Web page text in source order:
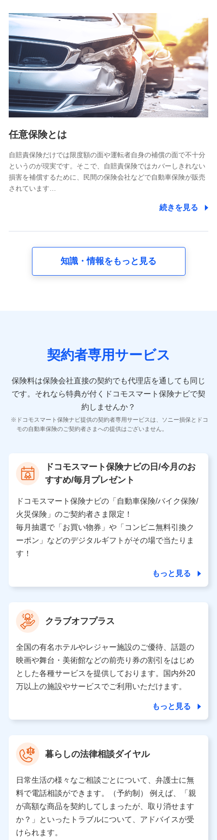
【共同して利用される利用データの項目】
当社又は株式会社NTTドコモがサービス提供等を通じて取得
した、以下の情報などの個人データ
基本情報
氏名、電話番号、メールアドレス、お客さまの識別子、
属性、連絡先、dポイントサービスのご利用に関する情
報。例として、dポイントカード番号、性別、年齢、家族
構成、住所、dポイント残高、dポイント利用履歴などが
含まれます。
当社又は株式会社NTTドコモが提供する各種サービスな
又は株式会社NTTドコモが提供する各種サービスのご契
約状態・ご利用履歴インターネット利用時の行動に関す
る情報、アプリケーション利用時の行動に関する情報、
購入されたサービスや商品の名称・購入場所・決済に関
する情報、アンケートの回答に関する情報などが含まれ
の内容、保険料、保険料のお支払方法、車のメーカーや
走行距離などの情報、建物の構造や築年数などの情報、
険契約に関する情報。例として、保険契約者及び被保険
者の氏名、住所、生年月日、性別、保険契約者と被保険
報、建物の構造や築年数などの情報、ペットの種類や年
齢などの情報などが含まれます。
【共同して利用する者の範囲】
当社
当社又は株式会社NTTドコモが提供する保険関連サービ
スにおけるユーザ登録受付および管理のため
を受けている保険会社・提携会社の保険その他に関する
情報を提供するため、また維持管理等の委託業務遂行の
ため、またそれらに付帯、関連する当社、株式会社NTT
ドコモおよび提携会社のサービスを案内、提供するため
（各サービスで取得したサービス利用履歴、ウェブサイ
トの閲覧履歴、購買履歴、ご契約内容等のパーソナルデ
ータを分析して、お客さまの趣味・嗜好・傾向に応じた
上記に係る案内・手続き・管理等付帯業務を行うため
【当該個人データの管理について責任を有する者の名称・住
所・代表者名】
当該個人データを取り扱う各共同利用者（詳細は次のとお
り）
東京都千代田区永田町2丁目11番1号 山王パークタワー
株式会社NTTドコモ 代表取締役社長 前田 義晃
東京都中央区日本橋人形町2-14-10 アーバンネット日本橋
ビル 3F
※ 当社および株式会社NTTドコモは、お客さまの情報を利
データ憲章」に定める行動原則を順守します 。
※ パーソナルデータダッシュボードの「第三者提供の管
理」の設定状態にかかわらず、共同利用する場合がありま
※ dポイントクラブ会員ではないお客さま（2019年12月11
日以降、一度もdポイントクラブ会員であったことがないお
任意保険とは
自賠責保険だけでは限度額の面や運転者自身の補償の面で不十分
というのが現実です。そこで、自賠責保険ではカバーしきれない
損害を補償するために、民間の保険会社などで自動車保険が販売
されています…
続きを見る
知識・情報をもっと見る
契約者専用サービス
保険料は保険会社直接の契約でも代理店を通しても同じ
です。 それなら特典が付くドコモスマート保険ナビで契
約しませんか？
ドコモスマート保険ナビ提供の契約者専用サービスは、ソニー損保とドコ
モの自動車保険のご契約者さまへの提供はございません。
ドコモスマート保険ナビの日/今月のお
すすめ/毎月プレゼント
ドコモスマート保険ナビの「自動車保険/バイク保険/
火災保険」のご契約者さま限定！
毎月抽選で「お買い物券」や「コンビニ無料引換ク
ーポン」などのデジタルギフトがその場で当たりま
す！
もっと見る
クラブオフプラス
全国の有名ホテルやレジャー施設のご優待、話題の
映画や舞台・美術館などの前売り券の割引をはじめ
とした各種サービスを提供しております。国内外20
万以上の施設やサービスでご利用いただけます。
もっと見る
暮らしの法律相談ダイヤル
日常生活の様々なご相談ごとについて、弁護士に無
料で電話相談ができます。（予約制） 例えば、「親
が高額な商品を契約してしまったが、取り消せます
か？」といったトラブルについて、アドバイスが受
けられます。